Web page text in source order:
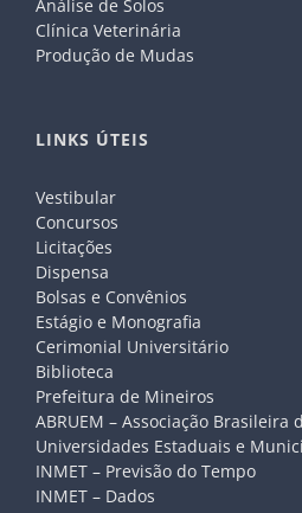
Análise de Solos
Clínica Veterinária
Produção de Mudas
LINKS ÚTEIS
Vestibular
Concursos
Licitações
Dispensa
Bolsas e Convênios
Estágio e Monografia
Cerimonial Universitário
Biblioteca
Prefeitura de Mineiros
ABRUEM – Associação Brasileira
Universidades Estaduais e
INMET – Previsão do Tempo
INMET – Dados